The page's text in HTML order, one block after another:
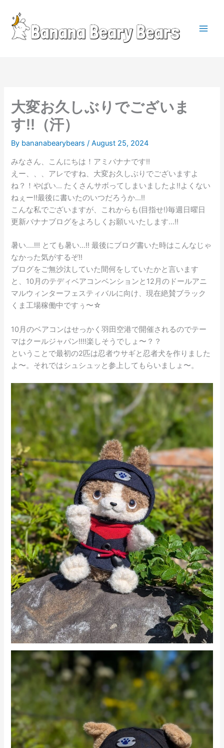
content
大変お久しぶりでございま
す!!（汗）
By bananabearybears /August 25, 2024
みなさん、こんにちは！アミバナナです!!
えー、、、アレですね、大変お久しぶりでございますよ
ね？！やばい… たくさんサボってしまいましたよ!!よくない
ねぇー!!最後に書いたのいつだろうか…!!
こんな私でございますが、これからも(目指せ!)毎週日曜日
更新バナナブログをよろしくお願いいたします…!!
暑い….!!! とても暑い…!! 最後にブログ書いた時はこんなじゃ
なかった気がするぞ!!
ブログをご無沙汰していた間何をしていたかと言います
と、10月のテディベアコンベンションと12月のドールアニ
マルウィンターフェスティバルに向け、現在絶賛ブラック
くま工場稼働中ですぅ〜☆
10月のベアコンはせっかく羽田空港で開催されるのでテー
マはクールジャパン!!!!楽しそうでしょ〜？？
ということで最初の2匹は忍者ウサギと忍者犬を作りました
よ〜。それではシュシュッと参上してもらいましょ〜。